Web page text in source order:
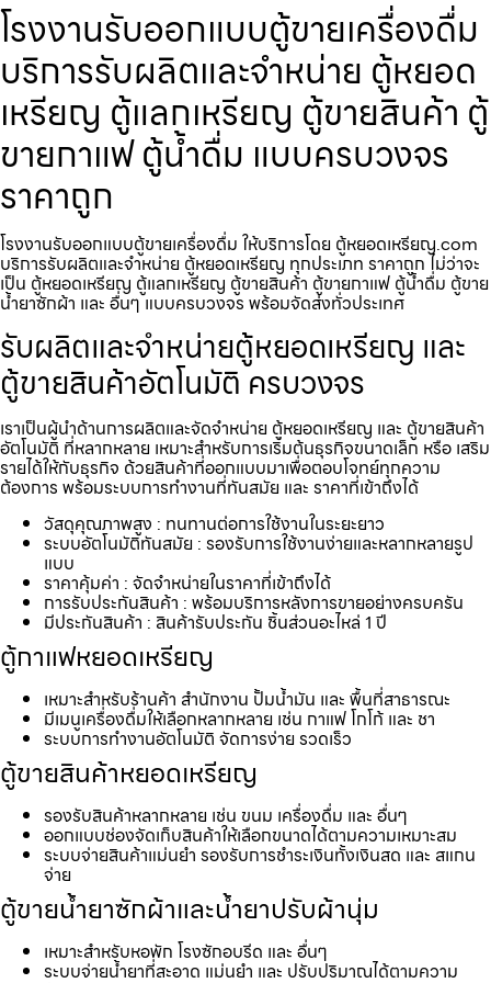
โรงงานรับออกแบบตู้ขายเครื่องดื่ม
บริการรับผลิตและจำหน่าย ตู้หยอด
เหรียญ ตู้แลกเหรียญ ตู้ขายสินค้า ตู้
ขายกาแฟ ตู้น้ำดื่ม แบบครบวงจร
ราคาถูก
โรงงานรับออกแบบตู้ขายเครื่องดื่ม ให้บริการโดย ตู้หยอดเหรียญ.com
บริการรับผลิตและจำหน่าย ตู้หยอดเหรียญ ทุกประเภท ราคาถูก ไม่ว่าจะ
เป็น ตู้หยอดเหรียญ ตู้แลกเหรียญ ตู้ขายสินค้า ตู้ขายกาแฟ ตู้น้ำดื่ม ตู้ขาย
น้ำยาซักผ้า และ อื่นๆ แบบครบวงจร พร้อมจัดส่งทั่วประเทศ
รับผลิตและจำหน่ายตู้หยอดเหรียญ และ
ตู้ขายสินค้าอัตโนมัติ ครบวงจร
เราเป็นผู้นำด้านการผลิตและจัดจำหน่าย ตู้หยอดเหรียญ และ ตู้ขายสินค้า
อัตโนมัติ ที่หลากหลาย เหมาะสำหรับการเริ่มต้นธุรกิจขนาดเล็ก หรือ เสริม
รายได้ให้กับธุรกิจ ด้วยสินค้าที่ออกแบบมาเพื่อตอบโจทย์ทุกความ
ต้องการ พร้อมระบบการทำงานที่ทันสมัย และ ราคาที่เข้าถึงได้
วัสดุคุณภาพสูง : ทนทานต่อการใช้งานในระยะยาว
ระบบอัตโนมัติทันสมัย : รองรับการใช้งานง่ายและหลากหลายรูป
แบบ
ราคาคุ้มค่า : จัดจำหน่ายในราคาที่เข้าถึงได้
การรับประกันสินค้า : พร้อมบริการหลังการขายอย่างครบครัน
มีประกันสินค้า : สินค้ารับประกัน ชิ้นส่วนอะไหล่ 1 ปี
ตู้กาแฟหยอดเหรียญ
เหมาะสำหรับร้านค้า สำนักงาน ปั้มน้ำมัน และ พื้นที่สาธารณะ
มีเมนูเครื่องดื่มให้เลือกหลากหลาย เช่น กาแฟ โกโก้ และ ชา
ระบบการทำงานอัตโนมัติ จัดการง่าย รวดเร็ว
ตู้ขายสินค้าหยอดเหรียญ
รองรับสินค้าหลากหลาย เช่น ขนม เครื่องดื่ม และ อื่นๆ
ออกแบบช่องจัดเก็บสินค้าให้เลือกขนาดได้ตามความเหมาะสม
ระบบจ่ายสินค้าแม่นยำ รองรับการชำระเงินทั้งเงินสด และ สแกน
จ่าย
ตู้ขายน้ำยาซักผ้าและน้ำยาปรับผ้านุ่ม
เหมาะสำหรับหอพัก โรงซักอบรีด และ อื่นๆ
ระบบจ่ายน้ำยาที่สะอาด แม่นยำ และ ปรับปริมาณได้ตามความ